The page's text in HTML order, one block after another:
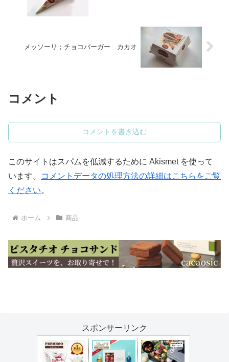
メッソーリ；チョコバーガー カカオ
コメント
コメントを書き込む
このサイトはスパムを低減するために Akismet を使って
います。
コメントデータの処理方法の詳細はこちらをご覧
ください。
ホーム 商品
スポンサーリンク